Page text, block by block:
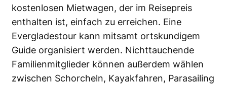
kostenlosen Mietwagen, der im Reisepreis
enthalten ist, einfach zu erreichen. Eine
Evergladestour kann mitsamt ortskundigem
Guide organisiert werden. Nichttauchende
Familienmitglieder können außerdem wählen
zwischen Schorcheln, Kayakfahren, Parasailing